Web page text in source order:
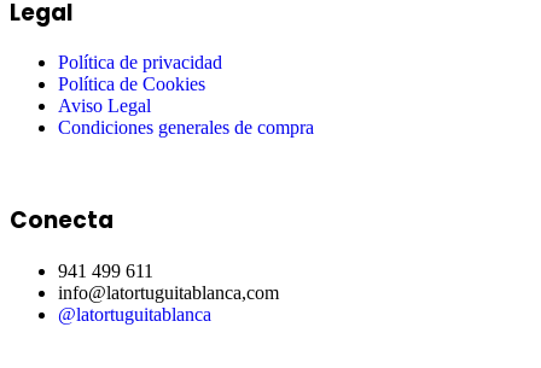
Legal
Política de privacidad
Política de Cookies
Aviso Legal
Condiciones generales de compra
Conecta
941 499 611
info@latortuguitablanca,com
@latortuguitablanca